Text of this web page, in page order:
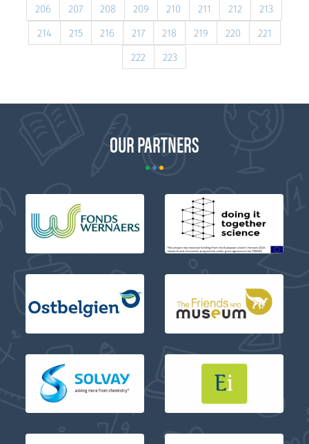
206
207 208 209 210 211 212
213
214
215 216 217 218 219 220
221
222
223
OUR PARTNERS